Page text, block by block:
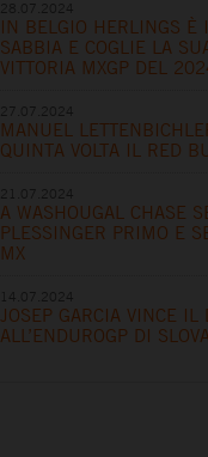
IN BELGIO HERLINGS È
SABBIA E COGLIE LA
VITTORIA MXGP DEL
MANUEL
QUINTA VOLTA IL RED
A WASHOUGAL CHASE
PLESSINGER PRIMO E
MX
JOSEP GARCIA VINCE IL
ALL’ENDUROGP DI